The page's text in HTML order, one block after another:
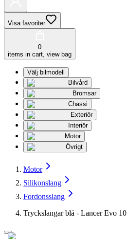
Visa favoriter
0
items in cart, view bag
Välj bilmodell
Bilvård
Bromsar
Chassi
Exteriör
Interiör
Motor
Övrigt
Motor
Silikonslang
Fordonsslang
Tryckslangar blå - Lancer Evo 10